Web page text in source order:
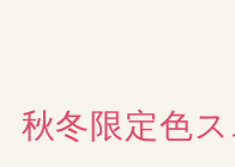
秋冬限定色